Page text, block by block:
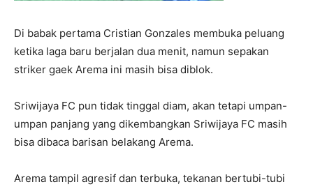
Di babak pertama Cristian Gonzales membuka peluang
ketika laga baru berjalan dua menit, namun sepakan
striker gaek Arema ini masih bisa diblok.
Sriwijaya FC pun tidak tinggal diam, akan tetapi umpan-
umpan panjang yang dikembangkan Sriwijaya FC masih
bisa dibaca barisan belakang Arema.
Arema tampil agresif dan terbuka, tekanan bertubi-tubi